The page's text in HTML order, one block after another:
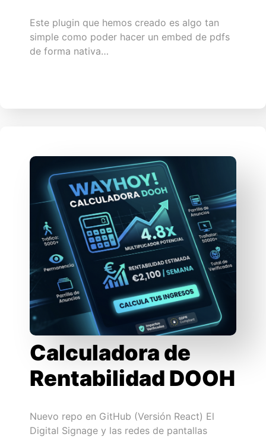
Este plugin que hemos creado es algo tan
simple como poder hacer un embed de pdfs
de forma nativa…
Calculadora de
Rentabilidad DOOH
Nuevo repo en GitHub (Versión React) El
Digital Signage y las redes de pantallas